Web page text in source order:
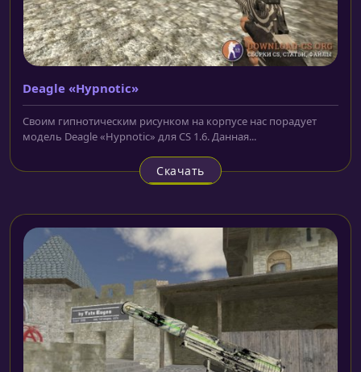
Deagle «Hypnotic»
Своим гипнотическим рисунком на корпусе нас порадует
модель Deagle «Hypnotic» для CS 1.6. Данная...
Скачать